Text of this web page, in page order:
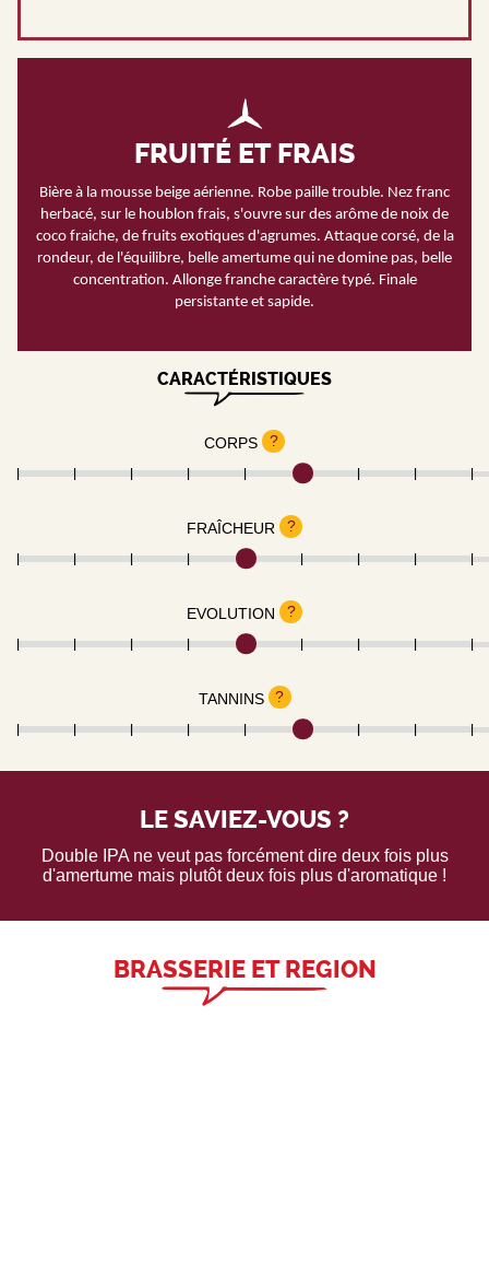
FRUITÉ ET FRAIS
Bière à la mousse beige aérienne. Robe paille trouble. Nez franc
herbacé, sur le houblon frais, s'ouvre sur des arôme de noix de
coco fraiche, de fruits exotiques d'agrumes. Attaque corsé, de la
rondeur, de l'équilibre, belle amertume qui ne domine pas, belle
concentration. Allonge franche caractère typé. Finale
persistante et sapide.
CARACTÉRISTIQUES
CORPS ?
FRAÎCHEUR ?
EVOLUTION ?
TANNINS ?
LE SAVIEZ-VOUS ?
Double IPA ne veut pas forcément dire deux fois plus
d'amertume mais plutôt deux fois plus d'aromatique !
BRASSERIE ET REGION